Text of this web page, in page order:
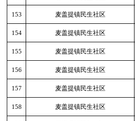
153 麦盖提镇民生社区
154 麦盖提镇民生社区
155 麦盖提镇民生社区
156 麦盖提镇民生社区
157 麦盖提镇民生社区
158 麦盖提镇民生社区